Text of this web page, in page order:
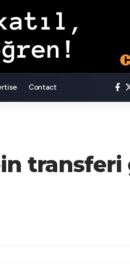
Contact